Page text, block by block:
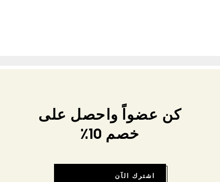
كن عضواً واحصل على
خصم 10٪
اشترك الآن